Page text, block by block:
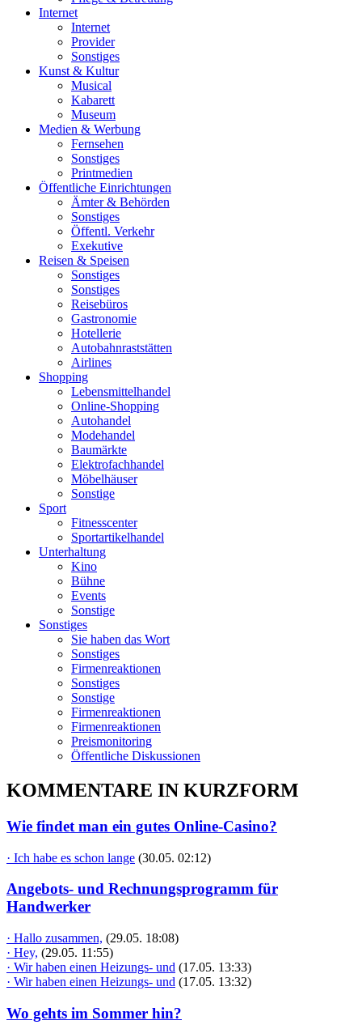
Internet
Internet
Provider
Sonstiges
Kunst & Kultur
Musical
Kabarett
Museum
Medien & Werbung
Fernsehen
Sonstiges
Printmedien
Öffentliche Einrichtungen
Ämter & Behörden
Sonstiges
Öffentl. Verkehr
Exekutive
Reisen & Speisen
Sonstiges
Sonstiges
Reisebüros
Gastronomie
Hotellerie
Autobahnraststätten
Airlines
Shopping
Lebensmittelhandel
Online-Shopping
Autohandel
Modehandel
Baumärkte
Elektrofachhandel
Möbelhäuser
Sonstige
Sport
Fitnesscenter
Sportartikelhandel
Unterhaltung
Kino
Bühne
Events
Sonstige
Sonstiges
Sie haben das Wort
Sonstiges
Firmenreaktionen
Sonstiges
Sonstige
Firmenreaktionen
Firmenreaktionen
Preismonitoring
Öffentliche Diskussionen
KOMMENTARE IN KURZFORM
Wie findet man ein gutes Online-Casino?
· Ich habe es schon lange (30.05. 02:12)
Angebots- und Rechnungsprogramm für
Handwerker
· Hallo zusammen, (29.05. 18:08)
· Hey, (29.05. 11:55)
· Wir haben einen Heizungs- und (17.05. 13:33)
· Wir haben einen Heizungs- und (17.05. 13:32)
Wo gehts im Sommer hin?